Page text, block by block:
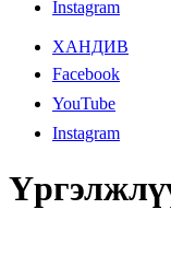
Instagram
ХАНДИВ
Facebook
YouTube
Instagram